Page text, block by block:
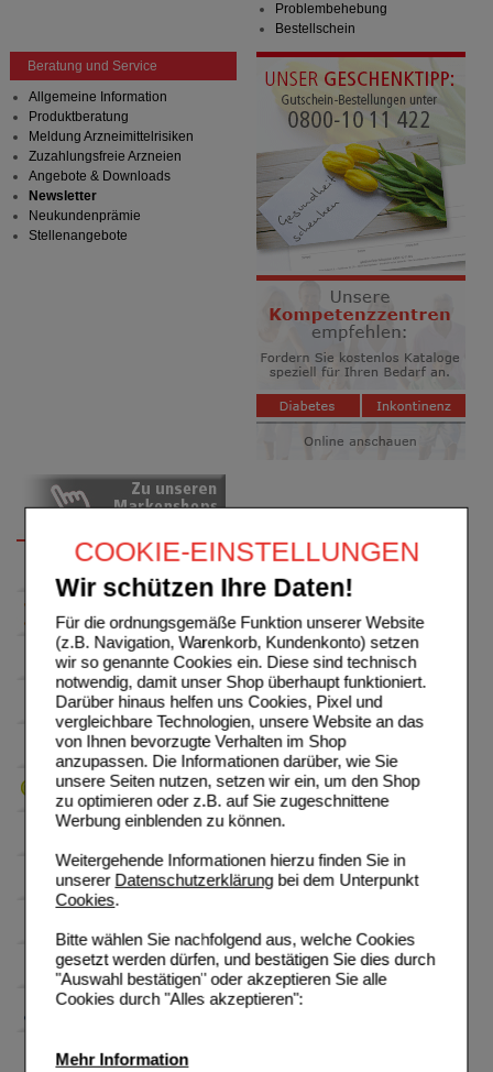
COOKIE-EINSTELLUNGEN
Wir schützen Ihre Daten!
Für die ordnungsgemäße Funktion unserer Website
(z.B. Navigation, Warenkorb, Kundenkonto) setzen
wir so genannte Cookies ein. Diese sind technisch
notwendig, damit unser Shop überhaupt funktioniert.
Darüber hinaus helfen uns Cookies, Pixel und
vergleichbare Technologien, unsere Website an das
von Ihnen bevorzugte Verhalten im Shop
anzupassen. Die Informationen darüber, wie Sie
unsere Seiten nutzen, setzen wir ein, um den Shop
zu optimieren oder z.B. auf Sie zugeschnittene
Werbung einblenden zu können.
Weitergehende Informationen hierzu finden Sie in
unserer Datenschutzerklärungbei dem Unterpunkt
Cookies.
Bitte wählen Sie nachfolgend aus, welche Cookies
gesetzt werden dürfen, und bestätigen Sie dies durch
"Auswahl bestätigen" oder akzeptieren Sie alle
Cookies durch "Alles akzeptieren":
Mehr Information
Problembehebung
Bestellschein
Beratung und Service
Allgemeine Information
Produktberatung
Meldung Arzneimittelrisiken
Zuzahlungsfreie Arzneien
Angebote & Downloads
Newsletter
Neukundenprämie
Stellenangebote